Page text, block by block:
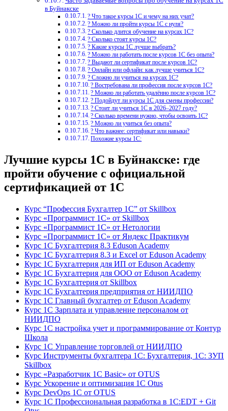
в Буйнакске
? Что такое курсы 1С и чему на них учат?
? Можно ли пройти курсы 1С с нуля?
? Сколько длится обучение на курсах 1С?
? Сколько стоят курсы 1С?
? Какие курсы 1С лучше выбрать?
? Можно ли работать после курсов 1С без опыта?
? Выдают ли сертификат после курсов 1С?
? Онлайн или офлайн: как лучше учиться 1С?
? Сложно ли учиться на курсах 1С?
? Востребована ли профессия после курсов 1С?
? Можно ли работать удалённо после курсов 1С?
? Подойдут ли курсы 1С для смены профессии?
? Стоит ли учиться 1С в 2026–2027 году?
? Сколько времени нужно, чтобы освоить 1С?
? Можно ли учиться без опыта?
? Что важнее: сертификат или навыки?
Похожие курсы 1С:
Лучшие курсы 1С в Буйнакске: где
пройти обучение с официальной
сертификацией от 1С
Курс “Профессия Бухгалтер 1С” от Skillbox
Курс «Программист 1С» от Skillbox
Курс «Программист 1С» от Нетологии
Курс «Программист 1С» от Яндекс Практикум
Курс 1С Бухгалтерия 8.3 Eduson Academy
Курс 1С Бухгалтерия 8.3 и Excel от Eduson Academy
Курс 1С Бухгалтерия для ИП от Eduson Academy
Курс 1С Бухгалтерия для ООО от Eduson Academy
Курс 1С Бухгалтерия от Skillbox
Курс 1С Бухгалтерия предприятия от НИИДПО
Курс 1С Главный бухгалтер от Eduson Academy
Курс 1С Зарплата и управление персоналом от
НИИДПО
Курс 1С настройка учет и программирование от Контур
Школа
Курс 1С Управление торговлей от НИИДПО
Курс Инструменты бухгалтера 1С: Бухгалтерия, 1С: ЗУП
Skillbox
Курс «Разработчик 1С Basic» от OTUS
Курс Ускорение и оптимизация 1С Otus
Курс DevOps 1С от OTUS
Курс 1С Профессиональная разработка в 1С:EDT + Git